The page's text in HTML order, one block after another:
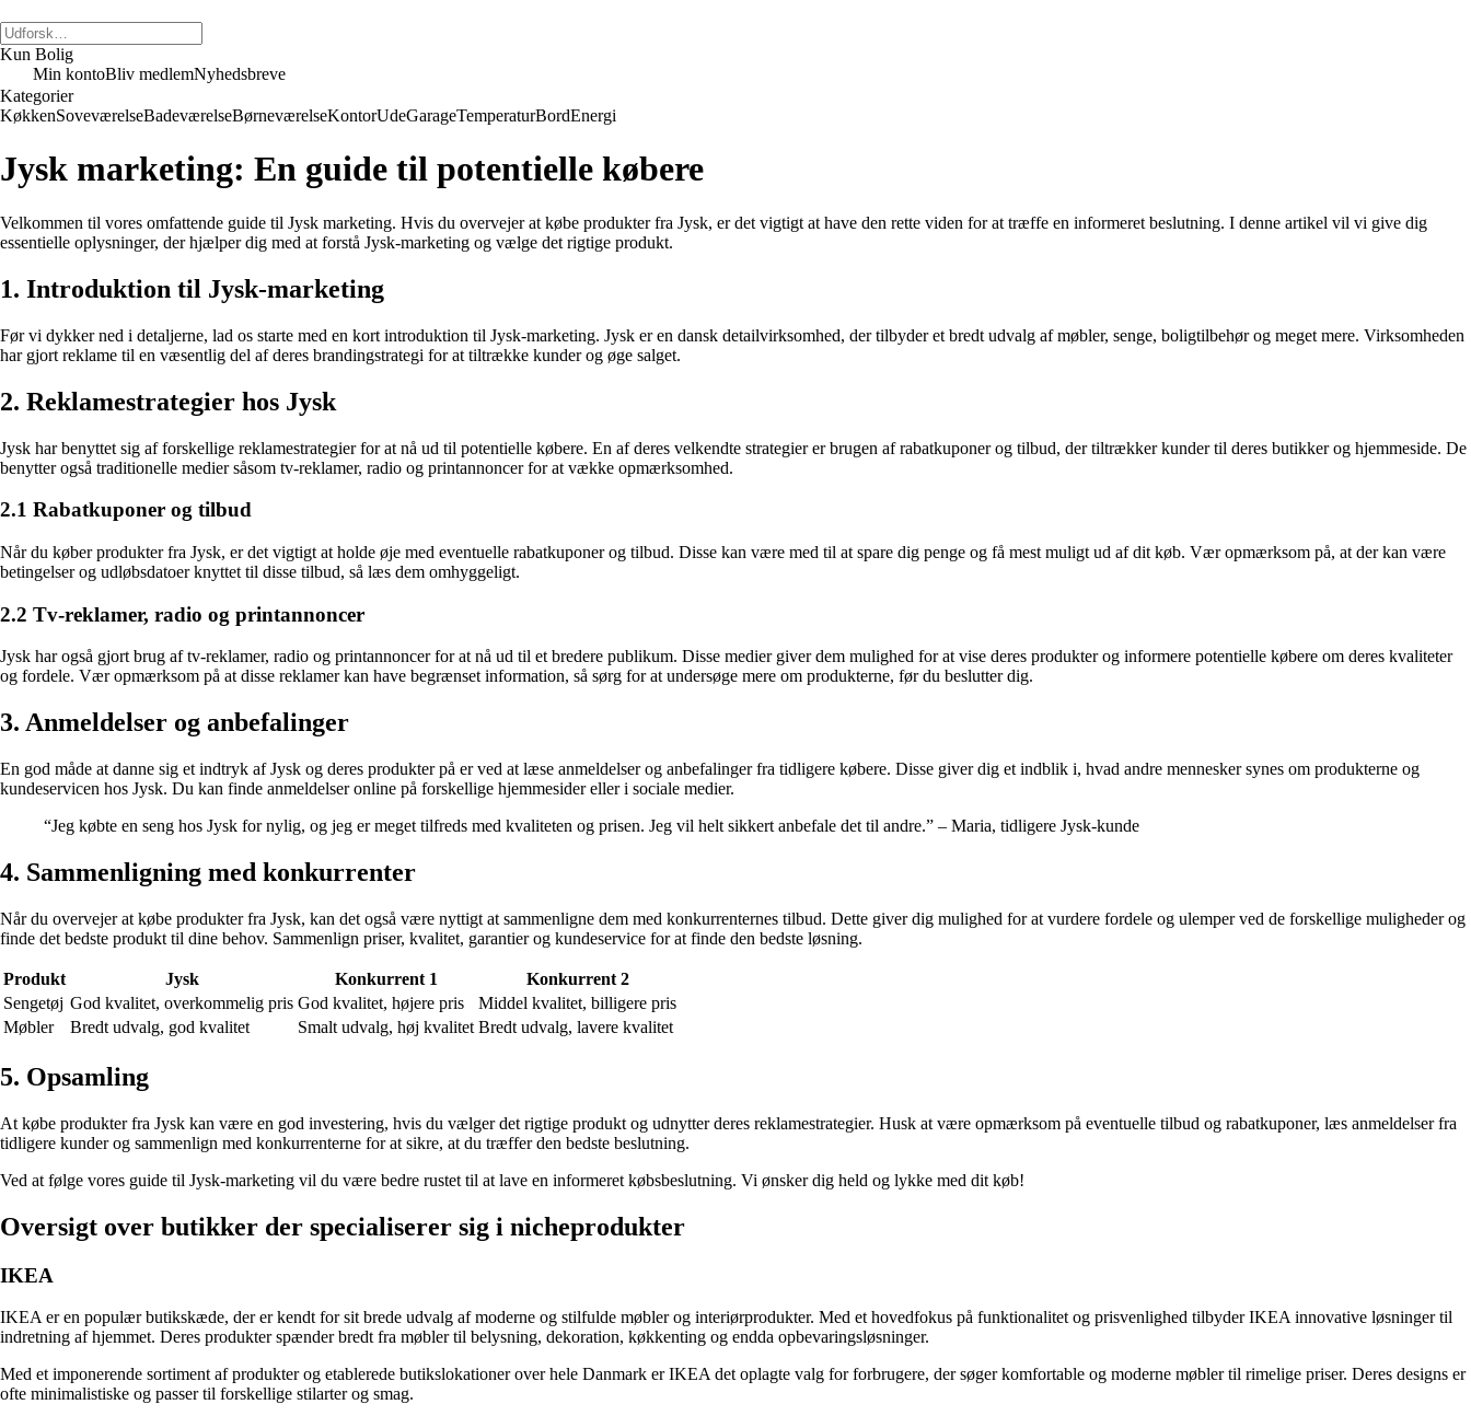
Kun Bolig
Min kontoBliv medlemNyhedsbreve
Kategorier
KøkkenSoveværelseBadeværelseBørneværelseKontorUdeGarageTemperaturBordEnergi
Jysk marketing: En guide til potentielle købere
Velkommen til vores omfattende guide til Jysk marketing. Hvis du overvejer at købe produkter fra Jysk, er det vigtigt at have den rette viden for at træffe en informeret beslutning. I denne artikel vil vi give dig
essentielle oplysninger, der hjælper dig med at forstå Jysk-marketing og vælge det rigtige produkt.
1. Introduktion til Jysk-marketing
Før vi dykker ned i detaljerne, lad os starte med en kort introduktion til Jysk-marketing. Jysk er en dansk detailvirksomhed, der tilbyder et bredt udvalg af møbler, senge, boligtilbehør og meget mere. Virksomheden
har gjort reklame til en væsentlig del af deres brandingstrategi for at tiltrække kunder og øge salget.
2. Reklamestrategier hos Jysk
Jysk har benyttet sig af forskellige reklamestrategier for at nå ud til potentielle købere. En af deres velkendte strategier er brugen af rabatkuponer og tilbud, der tiltrækker kunder til deres butikker og hjemmeside. De
benytter også traditionelle medier såsom tv-reklamer, radio og printannoncer for at vække opmærksomhed.
2.1 Rabatkuponer og tilbud
Når du køber produkter fra Jysk, er det vigtigt at holde øje med eventuelle rabatkuponer og tilbud. Disse kan være med til at spare dig penge og få mest muligt ud af dit køb. Vær opmærksom på, at der kan være
betingelser og udløbsdatoer knyttet til disse tilbud, så læs dem omhyggeligt.
2.2 Tv-reklamer, radio og printannoncer
Jysk har også gjort brug af tv-reklamer, radio og printannoncer for at nå ud til et bredere publikum. Disse medier giver dem mulighed for at vise deres produkter og informere potentielle købere om deres kvaliteter
og fordele. Vær opmærksom på at disse reklamer kan have begrænset information, så sørg for at undersøge mere om produkterne, før du beslutter dig.
3. Anmeldelser og anbefalinger
En god måde at danne sig et indtryk af Jysk og deres produkter på er ved at læse anmeldelser og anbefalinger fra tidligere købere. Disse giver dig et indblik i, hvad andre mennesker synes om produkterne og
kundeservicen hos Jysk. Du kan finde anmeldelser online på forskellige hjemmesider eller i sociale medier.
“Jeg købte en seng hos Jysk for nylig, og jeg er meget tilfreds med kvaliteten og prisen. Jeg vil helt sikkert anbefale det til andre.” – Maria, tidligere Jysk-kunde
4. Sammenligning med konkurrenter
Når du overvejer at købe produkter fra Jysk, kan det også være nyttigt at sammenligne dem med konkurrenternes tilbud. Dette giver dig mulighed for at vurdere fordele og ulemper ved de forskellige muligheder og
finde det bedste produkt til dine behov. Sammenlign priser, kvalitet, garantier og kundeservice for at finde den bedste løsning.
Produkt Jysk Konkurrent 1
Konkurrent 2
Sengetøj God kvalitet, overkommelig pris God kvalitet, højere pris
Middel kvalitet, billigere pris
Møbler
Bredt udvalg, god kvalitet Smalt udvalg, høj kvalitet Bredt udvalg, lavere kvalitet
5. Opsamling
At købe produkter fra Jysk kan være en god investering, hvis du vælger det rigtige produkt og udnytter deres reklamestrategier. Husk at være opmærksom på eventuelle tilbud og rabatkuponer, læs anmeldelser fra
tidligere kunder og sammenlign med konkurrenterne for at sikre, at du træffer den bedste beslutning.
Ved at følge vores guide til Jysk-marketing vil du være bedre rustet til at lave en informeret købsbeslutning. Vi ønsker dig held og lykke med dit køb!
Oversigt over butikker der specialiserer sig i nicheprodukter
IKEA
IKEA er en populær butikskæde, der er kendt for sit brede udvalg af moderne og stilfulde møbler og interiørprodukter. Med et hovedfokus på funktionalitet og prisvenlighed tilbyder IKEA innovative løsninger til
indretning af hjemmet. Deres produkter spænder bredt fra møbler til belysning, dekoration, køkkenting og endda opbevaringsløsninger.
Med et imponerende sortiment af produkter og etablerede butikslokationer over hele Danmark er IKEA det oplagte valg for forbrugere, der søger komfortable og moderne møbler til rimelige priser. Deres designs er
ofte minimalistiske og passer til forskellige stilarter og smag.